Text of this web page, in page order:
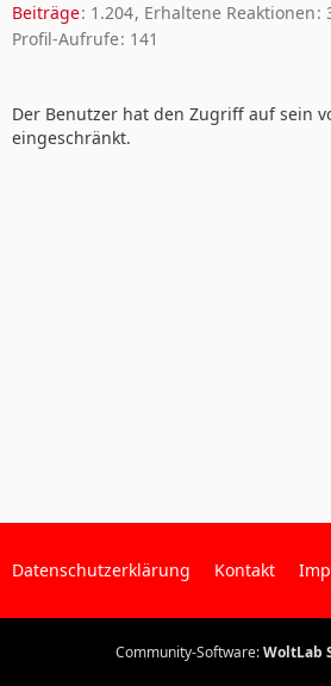
Beiträge 1.204 Erhaltene Reaktionen
Profil-Aufrufe 141
Der Benutzer hat den Zugriff auf sein
eingeschränkt.
Datenschutzerklärung Kontakt
Community-Software:WoltLab